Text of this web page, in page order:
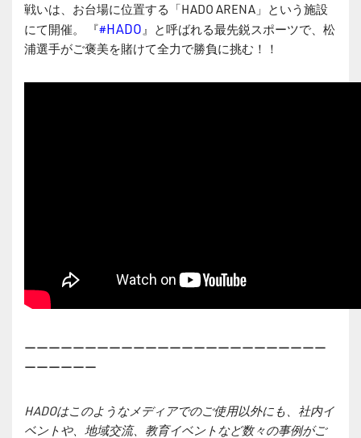
戦いは、お台場に位置する「HADO ARENA」という施設
にて開催。 『#HADO』と呼ばれる最先鋭スポーツで、松
浦選手がご褒美を賭けて全力で勝負に挑む！！
ーーーーーーーーーーーーーーーーーーーーーーーーー
ーーーーーー
HADOはこのようなメディアでのご使用以外にも、社内イ
ベントや、地域交流、教育イベントなど数々の事例がご